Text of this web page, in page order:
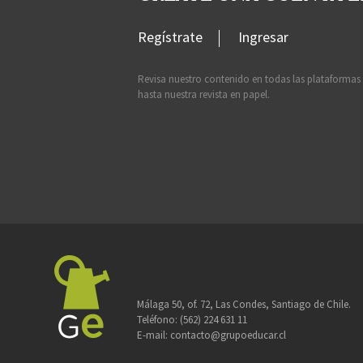
Regístrate Ingresar
Revisa nuestro contenido en todas las
hasta nuestra revista en papel.
Málaga 50, of. 72, Las Condes, Santiago de Chile.
Teléfono: (562) 224 631 11
E-mail: contacto@grupoeducar.cl